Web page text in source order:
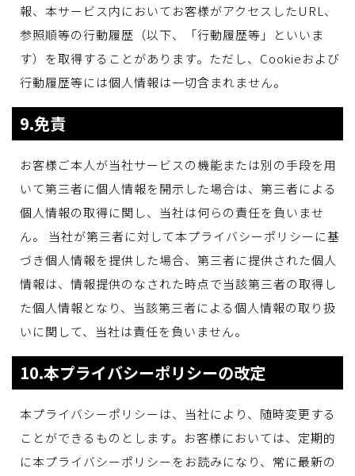
報、本サービス内においてお客様がアクセスしたURL、
参照順等の行動履歴（以下、「行動履歴等」といいま
す）を取得することがあります。ただし、Cookieおよび
行動履歴等には個人情報は一切含まれません。
9.免責
お客様ご本人が当社サービスの機能または別の手段を用
いて第三者に個人情報を開示した場合は、第三者による
個人情報の取得に関し、当社は何らの責任を負いませ
ん。 当社が第三者に対して本プライバシーポリシーに基
づき個人情報を提供した場合、第三者に提供された個人
情報は、情報提供のなされた時点で当該第三者の取得し
た個人情報となり、当該第三者による個人情報の取り扱
いに関して、当社は責任を負いません。
10.本プライバシーポリシーの改定
本プライバシーポリシーは、当社により、随時変更する
ことができるものとします。お客様においては、定期的
に本プライバシーポリシーをお読みになり、常に最新の